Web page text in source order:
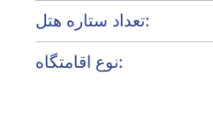
تعداد ستاره هتل:
نوع اقامتگاه: